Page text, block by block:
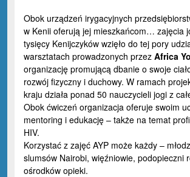
Obok urządzeń irygacyjnych
w Kenii oferują jej mieszkańcom… zajęcia
tysięcy Kenijczyków wzięło do tej pory
warsztatach prowadzonych przez Africa
organizację promującą dbanie o swoje
rozwój fizyczny i duchowy. W ramach
kraju działa ponad 50 nauczycieli jogi z
Obok ćwiczeń organizacja oferuje swoim
mentoring i edukację – także na temat
HIV.
Korzystać z zajęć AYP może każdy –
slumsów Nairobi, więźniowie, podopieczni
ośrodków opieki.